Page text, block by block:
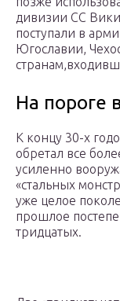
дивизии СС
поступали в
Югославии,
На пороге
К концу 30-х
обретал все
усиленно
«стальных
уже целое
прошлое
тридцатых.